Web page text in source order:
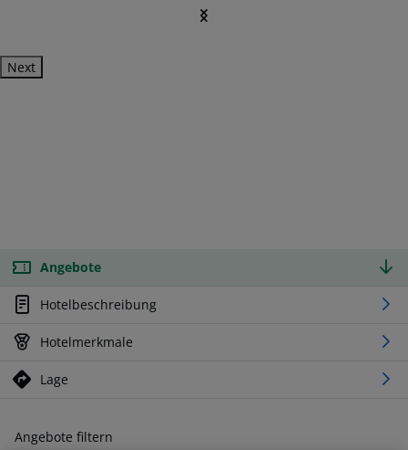
Next
Angebote
Hotelbeschreibung
Hotelmerkmale
Lage
Angebote filtern